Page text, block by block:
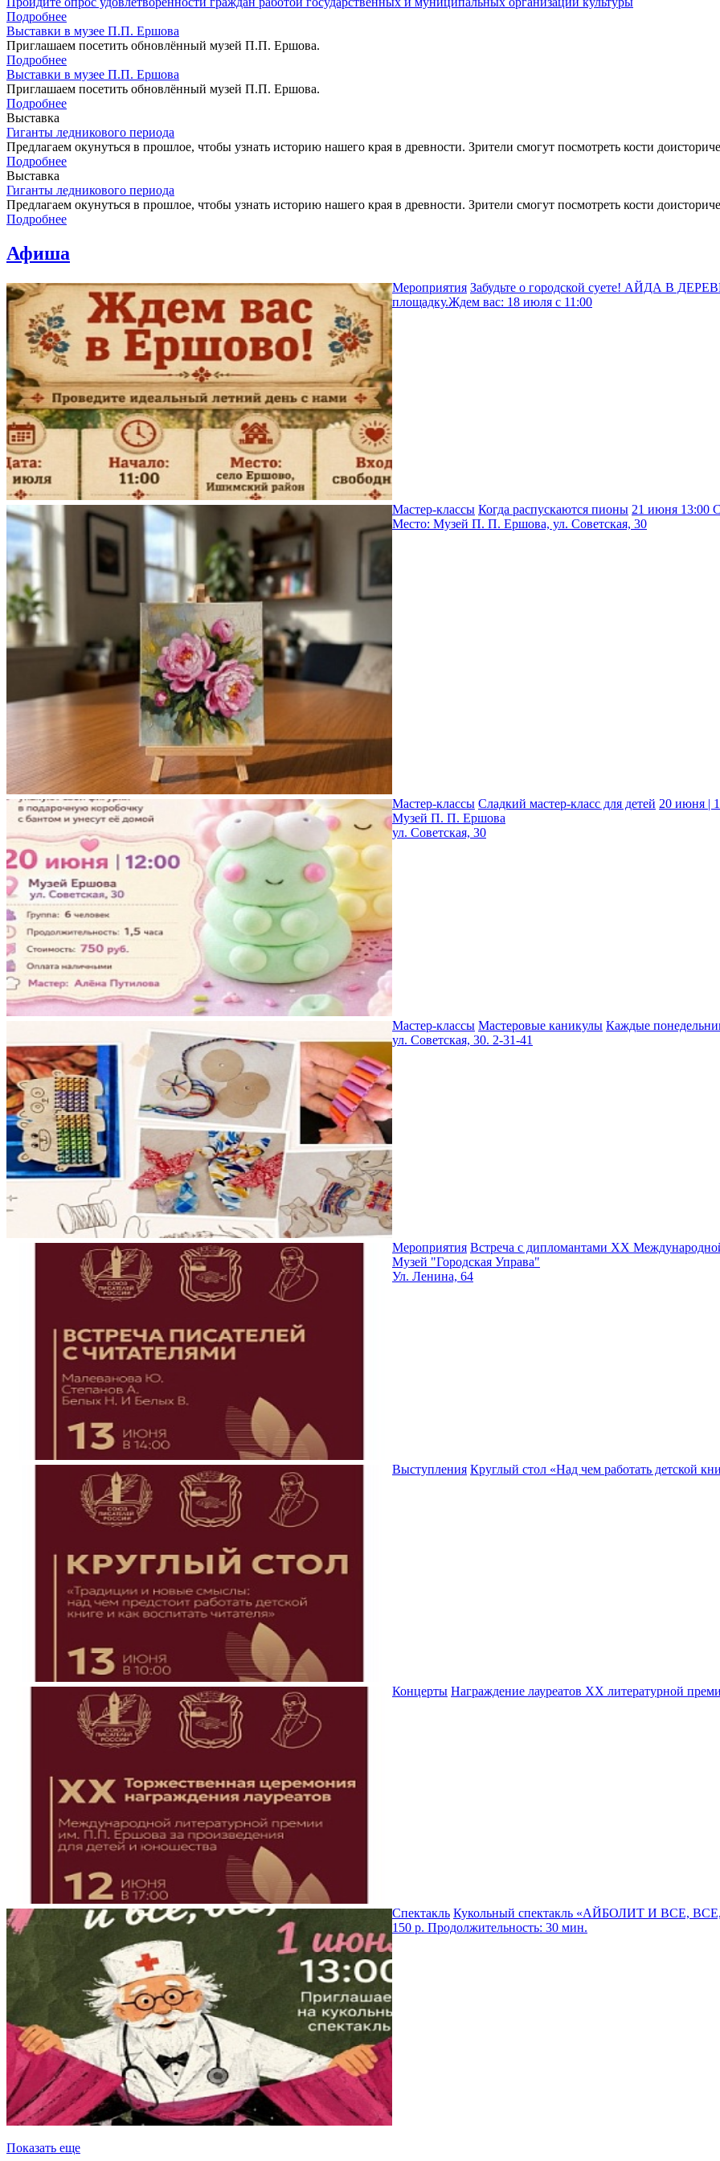
Подробнее
Выставки в музее П.П. Ершова
Приглашаем посетить обновлённый музей П.П. Ершова.
Подробнее
Выставки в музее П.П. Ершова
Приглашаем посетить обновлённый музей П.П. Ершова.
Подробнее
Выставка
Гиганты ледникового периода
Предлагаем окунуться в прошлое, чтобы узнать историю нашего края в древности. Зрители смогут посмотреть кости
Подробнее
Выставка
Гиганты ледникового периода
Предлагаем окунуться в прошлое, чтобы узнать историю нашего края в древности. Зрители смогут посмотреть кости
Подробнее
Афиша
Мероприятия Забудьте о городской суете! АЙДА В
площадку.Ждем вас: 18 июля с 11:00
Мастер-классы Когда распускаются пионы 21 июня 13:00
Место: Музей П. П. Ершова, ул. Советская, 30
Мастер-классы Сладкий мастер-класс для детей 20 июня |
Музей П. П. Ершова
ул. Советская, 30
Мастер-классы Мастеровые каникулы Каждые
ул. Советская, 30. 2-31-41
Мероприятия Встреча с дипломантами XX
Музей "Городская Управа"
Ул. Ленина, 64
Выступления Круглый стол «Над чем работать детской
Концерты Награждение лауреатов XX литературной
Спектакль Кукольный спектакль «АЙБОЛИТ И ВСЕ,
150 р. Продолжительность: 30 мин.
Показать еще